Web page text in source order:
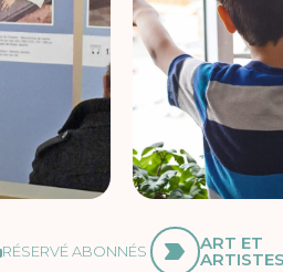
RÉSERVÉ ABONNÉS ART ET